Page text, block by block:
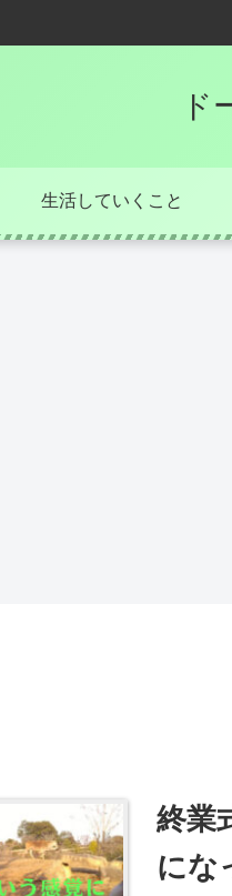
ド
生活していくこと
終業
にな